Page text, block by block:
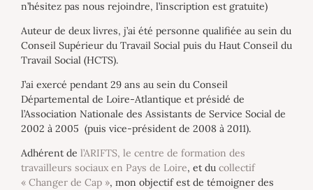
n’hésitez pas nous rejoindre, l’inscription est gratuite)
Auteur de deux livres, j’ai été personne qualifiée au sein du
Conseil Supérieur du Travail Social puis du Haut Conseil du
Travail Social (HCTS).
J’ai exercé pendant 29 ans au sein du Conseil
Départemental de Loire-Atlantique et présidé de
l’Association Nationale des Assistants de Service Social de
2002 à 2005 (puis vice-président de 2008 à 2011).
Adhérent de l’ARIFTS, le centre de formation des
travailleurs sociaux en Pays de Loire, et du collectif
« Changer de Cap », mon objectif est de témoigner des